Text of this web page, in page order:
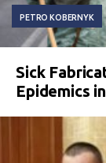
PETRO KOBERNYK
Sick
Epidemics